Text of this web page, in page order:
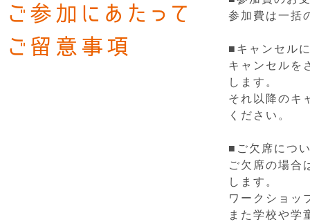
ご参加にあたって
ご留意事項
参加費は一括
■キャンセル
キャンセルを
します。
それ以降のキ
ください。
■ご欠席につ
ご欠席の場合
します。
ワークショッ
また学校や学